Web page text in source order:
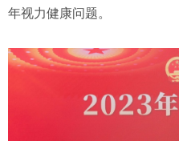
年视力健康问题。